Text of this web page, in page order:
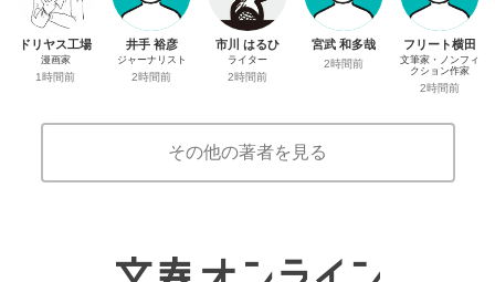
ドリヤス工場
漫画家
1時間前
井手 裕彦
ジャーナリスト
2時間前
市川 はるひ
ライター
2時間前
宮武 和多哉
2時間前
フリート横田
文筆家・ノンフィ
クション作家
2時間前
その他の著者を見る